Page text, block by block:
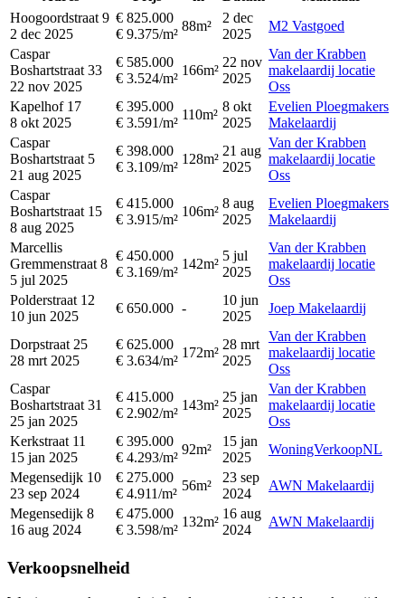
Hoogoordstraat 9
2 dec 2025
€ 825.000
€ 9.375/m²
88m²
2 dec
2025
M2 Vastgoed
Caspar
Boshartstraat 33
22 nov 2025
€ 585.000
€ 3.524/m²
166m²
22 nov
2025
Van der Krabben
makelaardij locatie
Oss
Kapelhof 17
8 okt 2025
€ 395.000
€ 3.591/m²
110m²
8 okt
2025
Evelien Ploegmakers
Makelaardij
Caspar
Boshartstraat 5
21 aug 2025
€ 398.000
€ 3.109/m²
128m²
21 aug
2025
Van der Krabben
makelaardij locatie
Oss
Caspar
Boshartstraat 15
8 aug 2025
€ 415.000
€ 3.915/m²
106m²
8 aug
2025
Evelien Ploegmakers
Makelaardij
Marcellis
Gremmenstraat 8
5 jul 2025
€ 450.000
€ 3.169/m²
142m²
5 jul
2025
Van der Krabben
makelaardij locatie
Oss
Polderstraat 12
10 jun 2025
€ 650.000 -
10 jun
2025
Joep Makelaardij
Dorpstraat 25
28 mrt 2025
€ 625.000
€ 3.634/m²
172m²
28 mrt
2025
Van der Krabben
makelaardij locatie
Oss
Caspar
Boshartstraat 31
25 jan 2025
€ 415.000
€ 2.902/m²
143m²
25 jan
2025
Van der Krabben
makelaardij locatie
Oss
Kerkstraat 11
15 jan 2025
€ 395.000
€ 4.293/m²
92m²
15 jan
2025
WoningVerkoopNL
Megensedijk 10
23 sep 2024
€ 275.000
€ 4.911/m²
56m²
23 sep
2024
AWN Makelaardij
Megensedijk 8
16 aug 2024
€ 475.000
€ 3.598/m²
132m²
16 aug
2024
AWN Makelaardij
Verkoopsnelheid